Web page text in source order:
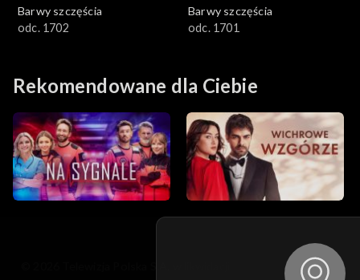
Barwy szczęścia
odc. 1702
Barwy szczęścia
odc. 1701
Rekomendowane dla Ciebie